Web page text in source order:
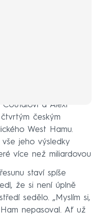
Coufalovi a Alexi
českým
West Hamu.
vše jeho výsledky
více než miliardovou
staví spíše
že si není úplně
sedělo. „Myslím si,
nepasoval. Ať už